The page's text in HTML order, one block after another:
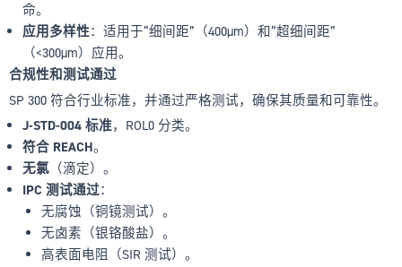
命。
应用多样性：适用于“细间距”（400µm）和“超细间距”
（<300µm）应用。
合规性和测试通过
SP 300 符合行业标准，并通过严格测试，确保其质量和可靠性。
J-STD-004 标准，ROL0 分类。
符合 REACH。
无氯（滴定）。
IPC 测试通过：
无腐蚀（铜镜测试）。
无卤素（银铬酸盐）。
高表面电阻（SIR 测试）。